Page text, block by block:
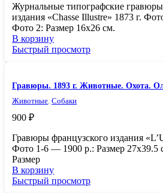
Журнальные типографские гравюры
издания «Chasse Illustre» 1873 г.
Фото 2: Размер 16х26 см.
В корзину
Быстрый просмотр
Гравюры. 1893 г. Животные. Охота.
Животные Собаки
900 ₽
Гравюры французского издания
Фото 1-6 — 1900 р.: Размер
Размер
В корзину
Быстрый просмотр